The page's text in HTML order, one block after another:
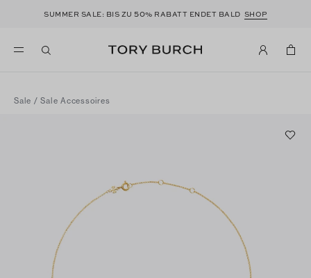
SUMMER SALE: BIS ZU50% RABATT ENDET BALD SHOP
Sale /Sale Accessoires